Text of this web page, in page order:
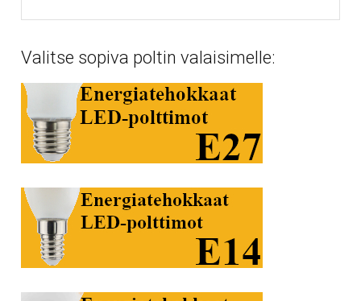
Valitse sopiva poltin valaisimelle: